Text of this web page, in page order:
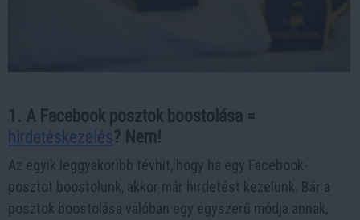
1. A Facebook posztok boostolása =
hirdetéskezelés? Nem!
Az egyik leggyakoribb tévhit, hogy ha egy Facebook-
posztot boostolunk, akkor már hirdetést kezelünk. Bár a
posztok boostolása valóban egy egyszerű módja annak,